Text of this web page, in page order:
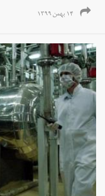
۱۴ بهمن ۱۳۹۹